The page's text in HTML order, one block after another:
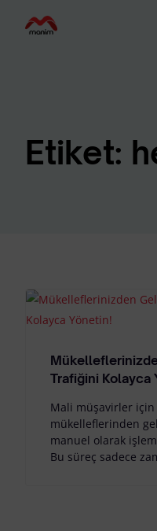
Etiket:
Trafiğini Kolayca
Mali müşavirler
mükelleflerinden
manuel olarak
Bu süreç sadece